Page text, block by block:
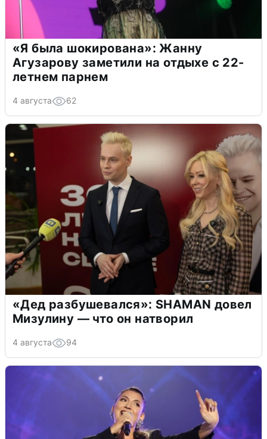
«Я была шокирована»: Жанну
Агузарову заметили на отдыхе с 22-
летнем парнем
4 августа 62
«Дед разбушевался»: SHAMAN довел
Мизулину — что он натворил
4 августа 94